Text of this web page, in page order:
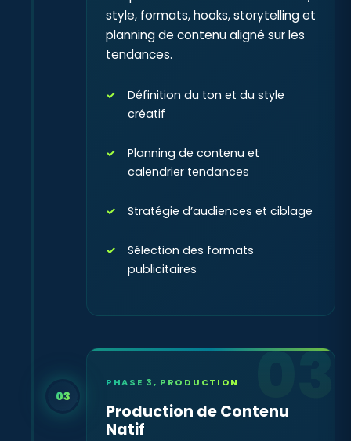
style, formats, hooks, storytelling et
planning de contenu aligné sur les
tendances.
Définition du ton et du style
créatif
Planning de contenu et
calendrier tendances
Stratégie d’audiences et ciblage
Sélection des formats
publicitaires
03 03
PHASE 3, PRODUCTION
Production de Contenu
Natif